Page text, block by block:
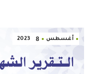
أغسطس 8
2023